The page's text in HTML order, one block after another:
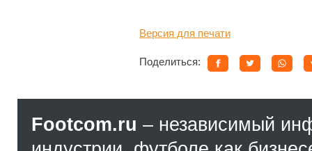
Версия для печати
Поделиться:
Footcom.ru – независимый